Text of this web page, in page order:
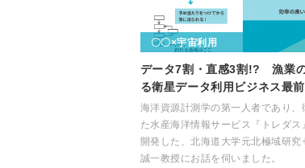
〇〇×宇宙利用
データ7割・直感3割!? 漁業の
る衛星データ利用ビジネス最
海洋資源計測学の第一人者であり、
た水産海洋情報サービス『トレダス
開発した、北海道大学元北極域研
誠一教授にお話を伺いました。